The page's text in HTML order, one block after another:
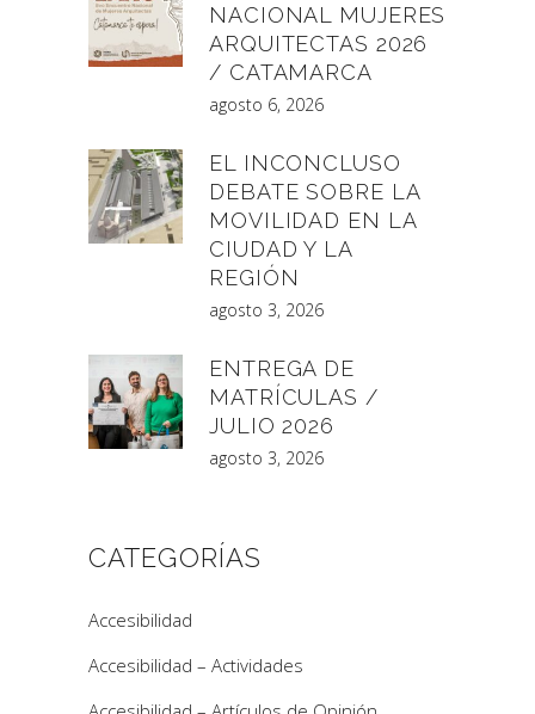
NACIONAL MUJERES
ARQUITECTAS 2026
/ CATAMARCA
agosto 6, 2026
EL INCONCLUSO
DEBATE SOBRE LA
MOVILIDAD EN LA
CIUDAD Y LA
REGIÓN
agosto 3, 2026
ENTREGA DE
MATRÍCULAS /
JULIO 2026
agosto 3, 2026
CATEGORÍAS
Accesibilidad
Accesibilidad – Actividades